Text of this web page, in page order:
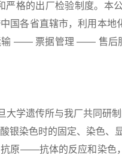
严格的出厂检验制度。本
国各省直辖市，利用本
—— 票据管理 —— 售后服
大学遗传所与我厂共同研
银染色时的固定、染色
原——抗体的反应和染色